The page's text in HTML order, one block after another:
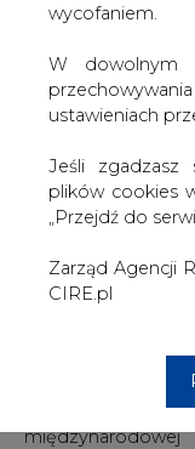
wycofaniem.
W dowolnym
ustawieniach
Jeśli zgadzasz
plików cookies
„Przejdź do
Zarząd Agencji
CIRE.pl
"Jest pełna
prokuraturą, aby
kwestie
będzie działał.
formalnego
stosownej
dziennikarzom
spotkaniu szef
Radosław
delegacji.
Zgodnie z
usprawnić
zapobiegać
będzie też